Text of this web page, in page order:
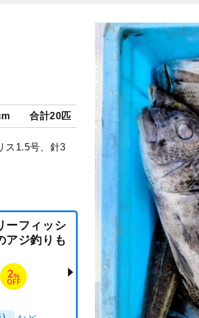
合計20匹
ス1.5号、針3
ミリーフィッシ
のアジ釣りも